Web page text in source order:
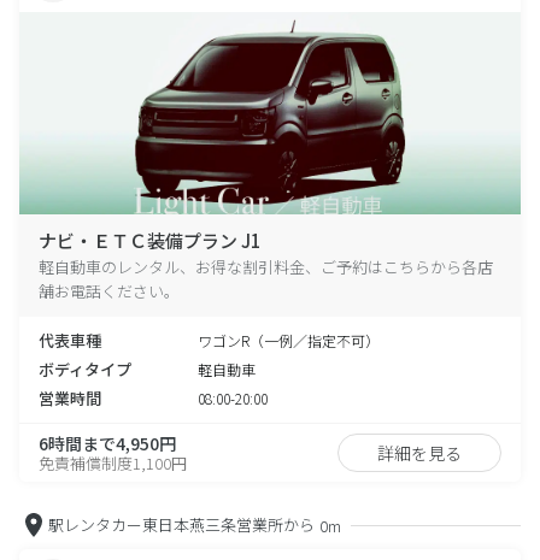
ナビ・ＥＴＣ装備プラン J1
軽自動車のレンタル、お得な割引料金、ご予約はこちらから各店
舗お電話ください。
代表車種 ワゴンR（一例／指定不可）
ボディタイプ 軽自動車
営業時間 08:00-20:00
6時間まで4,950円
免責補償制度1,100円 詳細を見る
駅レンタカー東日本燕三条営業所から 0m